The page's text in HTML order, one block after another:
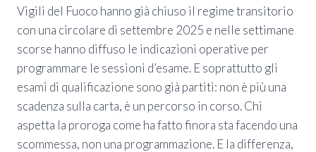
Vigili del Fuoco hanno già chiuso il regime transitorio
con una circolare di settembre 2025 e nelle settimane
scorse hanno diffuso le indicazioni operative per
programmare le sessioni d’esame. E soprattutto gli
esami di qualificazione sono già partiti: non è più una
scadenza sulla carta, è un percorso in corso. Chi
aspetta la proroga come ha fatto finora sta facendo una
scommessa, non una programmazione. E la differenza,